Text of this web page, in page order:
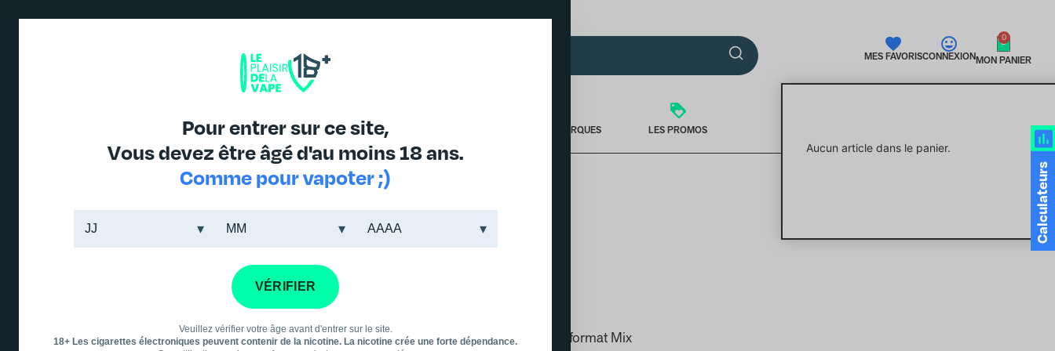
Pour entrer sur ce site,
Vous devez être âgé d'au moins 18 ans.
Comme pour vapoter ;)
VÉRIFIER
Veuillez vérifier votre âge avant d'entrer sur le site.
18+ Les cigarettes électroniques peuvent contenir de la nicotine. La nicotine crée une forte dépendance.
MES FAVORISCONNEXION
Aucun article dans le panier.
0
MON PANIER
E-LIQUIDE GRAND FORMAT LE MATÉRIEL NOS MARQUES LES PROMOS
Calculateurs
E-liquide grand format
Vente en ligne de cigarettes électroniques, e-liquides, et puffs rechargeables
Faites des économies tout en savourant intensément avec notre sélection d’e-liquides grand format Mix